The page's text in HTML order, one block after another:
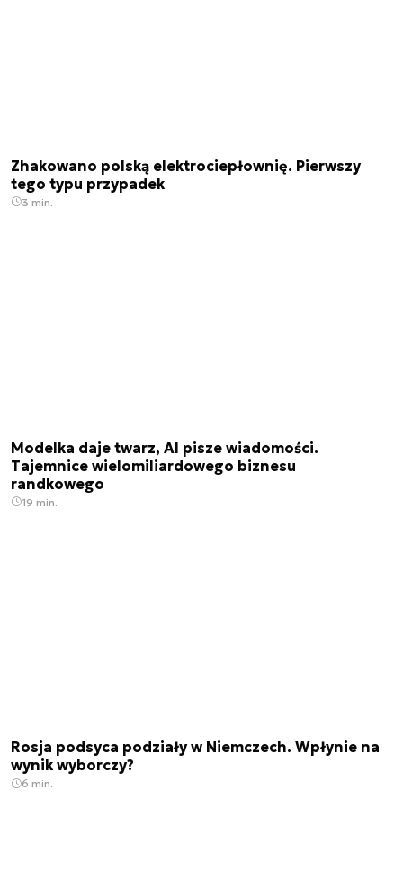
Zhakowano polską elektrociepłownię. Pierwszy
tego typu przypadek
3 min.
Modelka daje twarz, AI pisze wiadomości.
Tajemnice wielomiliardowego biznesu
randkowego
19 min.
Rosja podsyca podziały w Niemczech. Wpłynie na
wynik wyborczy?
6 min.